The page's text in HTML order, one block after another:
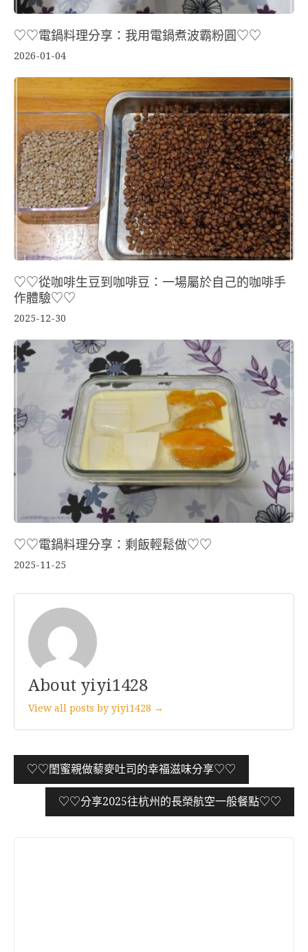
♡♡電鍋料理分享：我用電鍋煮波霸粉圓♡♡
2026-01-04
♡♡從咖啡生豆到咖啡豆：一場屬於自己的咖啡手
作體驗♡♡
2025-12-30
♡♡電鍋料理分享：剩飯輕鬆做♡♡
2025-11-25
About yiyi1428
View all posts by yiyi1428 →
文
章
♡♡閨蜜親做藜麥吐司的幸福滋味分享♡♡
♡♡分享2025往杭州的長榮航空一般餐點♡♡